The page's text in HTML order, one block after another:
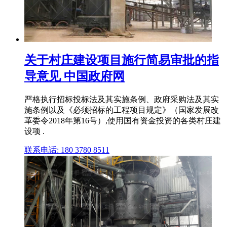
关于村庄建设项目施行简易审批的指
导意见 中国政府网
严格执行招标投标法及其实施条例、政府采购法及其实
施条例以及《必须招标的工程项目规定》（国家发展改
革委令2018年第16号）,使用国有资金投资的各类村庄建
设项 .
联系电话: 180 3780 8511